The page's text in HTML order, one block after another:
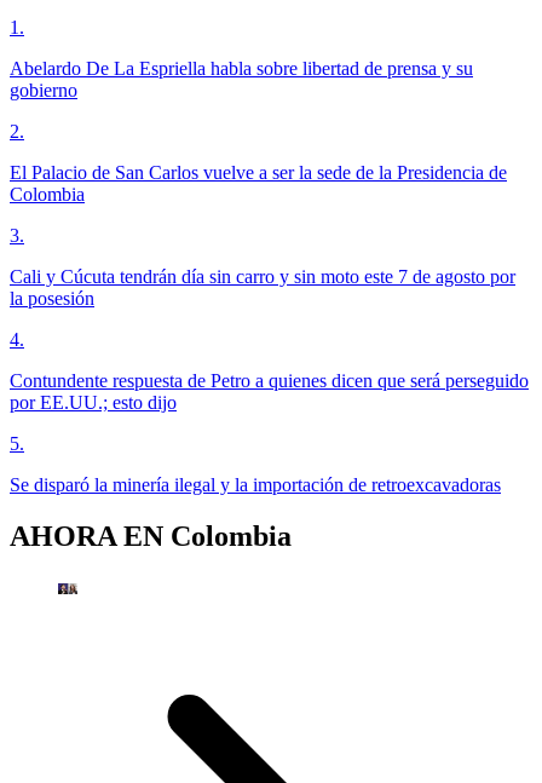
1 .
Abelardo De La Espriella habla sobre libertad de prensa y su
gobierno
2.
El Palacio de San Carlos vuelve a ser la sede de la Presidencia de
Colombia
3.
Cali y Cúcuta tendrán día sin carro y sin moto este 7 de agosto por
la posesión
4.
Contundente respuesta de Petro a quienes dicen que será perseguido
por EE.UU.; esto dijo
5.
Se disparó la minería ilegal y la importación de retroexcavadoras
AHORA EN Colombia